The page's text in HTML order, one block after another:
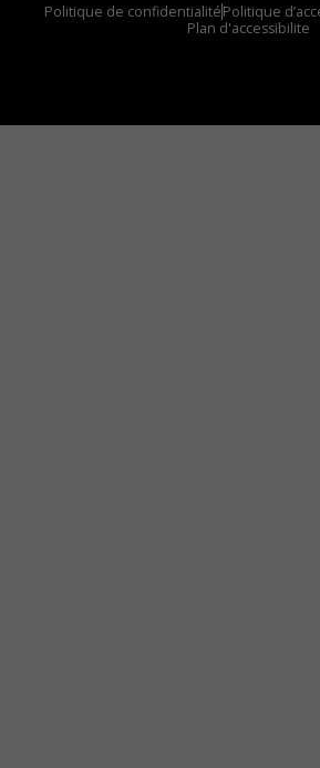
Politique de confidentialitéPolitique
Plan d'accessibilite